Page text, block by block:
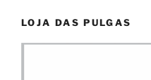
LOJA DAS PULGAS